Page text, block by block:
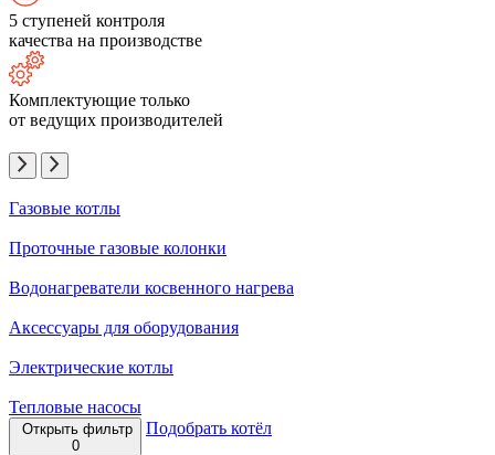
5 ступеней контроля
качества на производстве
Комплектующие только
от ведущих производителей
Газовые котлы
Проточные газовые колонки
Водонагреватели косвенного нагрева
Аксессуары для оборудования
Электрические котлы
Тепловые насосы
Открыть фильтр
0
Подобрать котёл